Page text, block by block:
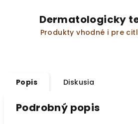
Dermatologicky
Produkty vhodné i pre
Popis Diskusia
Podrobný popis